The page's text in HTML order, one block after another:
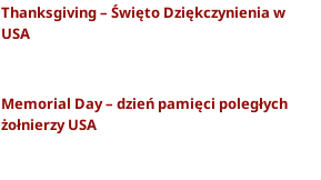
Thanksgiving – Święto Dziękczynienia w
USA
Memorial Day – dzień pamięci poległych
żołnierzy USA